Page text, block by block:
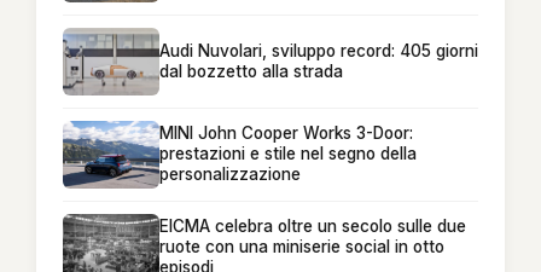
Audi Nuvolari, sviluppo record: 405 giorni
dal bozzetto alla strada
MINI John Cooper Works 3-Door:
prestazioni e stile nel segno della
personalizzazione
EICMA celebra oltre un secolo sulle due
ruote con una miniserie social in otto
episodi